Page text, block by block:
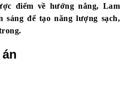
điểm về hướng nắng, Lam
sáng để tạo năng lượng sạch,